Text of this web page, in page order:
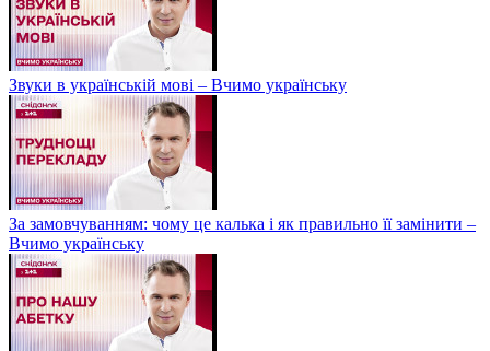
Звуки в українській мові – Вчимо українську
За замовчуванням: чому це калька і як правильно її замінити –
Вчимо українську